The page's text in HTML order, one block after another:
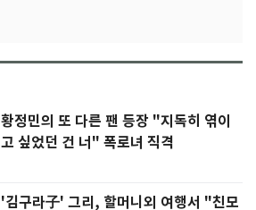
황정민의 또 다른 팬 등장 "지독히 엮이
고 싶었던 건 너" 폭로녀 직격
'김구라子' 그리, 할머니외 여행서 "친모